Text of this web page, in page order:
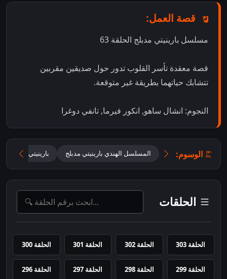
قصة العمل:
مسلسل بارينيتي مدبلج الحلقة 63
قصة معقدة تأسر القلوب تدور حول صديقين مقربين
تتشابك حياتهما بطريقة غير متوقعة.
النجوم: انشال ساهو, انكور فيرما, تانفي دوغرا
الوسوم: المسلسل الهندي بارينيتي مدبلج بارينيتي 2025 مدبلج
الحلقات
الحلقة 303 الحلقة 302 الحلقة 301 الحلقة 300
الحلقة 299 الحلقة 298 الحلقة 297 الحلقة 296